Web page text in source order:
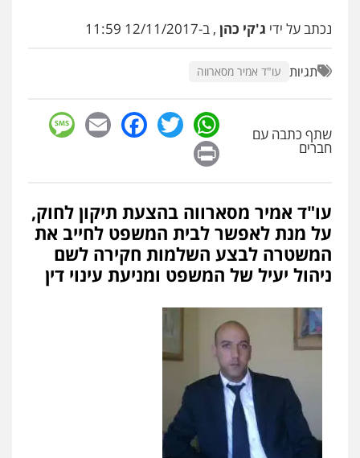
נכתב על ידי ג'קי כהן , ב-12/11/2017 11:59
תגיות עו"ד אמיר מסארווה
שתף כתבה עם
חברים
WhatsApp
Twitter
Facebook
Email
עו"ד אמיר מסארווה בהצעת תיקון לחוק,
על מנת לאפשר לבית המשפט לחייב את
המשטרה לבצע השלמות חקירה לשם
ניהול יעיל של המשפט ומניעת עינוי דין